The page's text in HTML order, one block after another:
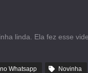
linda. Ela fez esse
Whatsapp Novinha